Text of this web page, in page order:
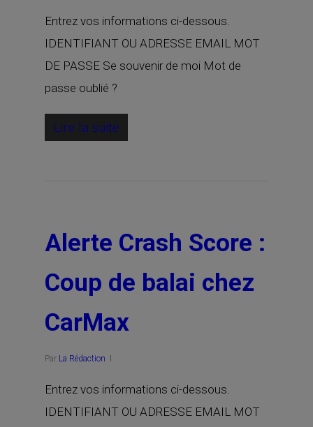
Entrez vos informations ci-dessous.
IDENTIFIANT OU ADRESSE EMAIL MOT
DE PASSE Se souvenir de moi Mot de
passe oublié ?
Lire la suite
Alerte Crash Score :
Coup de balai chez
CarMax
Par La Rédaction
Entrez vos informations ci-dessous.
IDENTIFIANT OU ADRESSE EMAIL MOT